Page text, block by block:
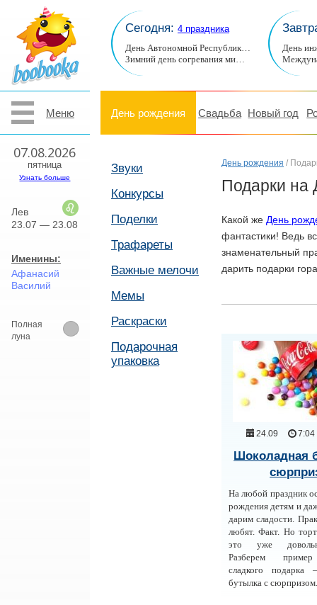
Меню
07.08.2026
пятница
Узнать больше
Лев
23.07 — 23.08
Именины:
Афанасий
Василий
Полная
луна
Сегодня: 4 праздника
День Автономной Республик…
Зимний день согревания ми…
День
День рождения Свадьба Новый год
Звуки
Конкурсы
Поделки
Трафареты
Важные мелочи
Мемы
Раскраски
Подарочная
упаковка
День рождения /
Подарки на
Какой же День
фантастики! Ведь
знаменательный
дарить подарки
24.09 7:04
Шоколадная
На любой праздник
рождения детям и
дарим сладости.
любят. Факт. Но
это уже
Разберем
сладкого подарка
бутылка с сюрпризом.